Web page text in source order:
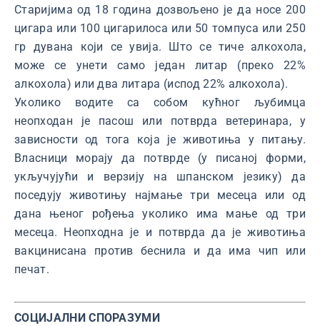
Старијима од 18 година дозвољено је да носе 200
цигара или 100 цигарилоса или 50 томпуса или 250
гр дувана који се увија. Што се тиче алкохола,
може се унети само један литар (преко 22%
алкохола) или два литара (испод 22% алкохола).
Уколико водите са собом кућног љубимца
неопходан је пасош или потврда ветеринара, у
зависности од тога која је животиња у питању.
Власници морају да потврде (у писаној форми,
укључујући и верзију на шпанском језику) да
поседују животињу најмање три месеца или од
дана њеног рођења уколико има мање од три
месеца. Неопходна је и потврда да је животиња
вакцинисана против беснила и да има чип или
печат.
СОЦИЈАЛНИ СПОРАЗУМИ